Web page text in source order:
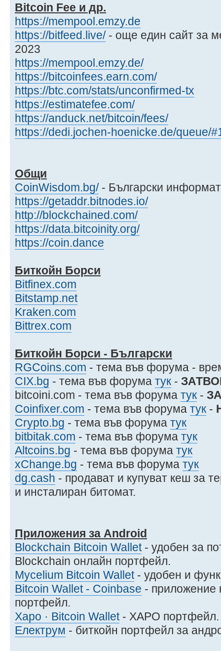
Bitcoin Fee и др.
https://mempool.emzy.de
https://bitfeed.live/- още един сайт за
2023
https://mempool.emzy.de/
https://bitcoinfees.earn.com/
https://btc.com/stats/unconfirmed-tx
https://estimatefee.com/
https://anduck.net/bitcoin/fees/
https://dedi.jochen-hoenicke.de/queue/
Общи
CoinWisdom.bg/- Български
https://getaddr.bitnodes.io/
http://blockchained.com/
https://data.bitcoinity.org/
https://coin.dance
Биткойн Борси
Bitfinex.com
Bitstamp.net
Kraken.com
Bittrex.com
Биткойн Борси - Български
RGCoins.com - тема във форума -
CIX.bg - тема във форума тук -
bitcoini.com - тема във форума тук -
Coinfixer.com - тема във форума тук -
Crypto.bg - тема във форума тук
bitbitak.com - тема във форума тук
Altcoins.bg - тема във форума тук
xChange.bg - тема във форума тук
dg.cash - продават и купуват кеш за
и инсталиран битомат.
Приложения за Android
Blockchain Bitcoin Wallet- удобен за
Blockchain онлайн портфейл.
Mycelium Bitcoin Wallet- удобен и
Bitcoin Wallet - Coinbase - приложение
портфейл.
Xapo · Bitcoin Wallet- XАPO портфейл.
Електрум - биткойн портфейл за